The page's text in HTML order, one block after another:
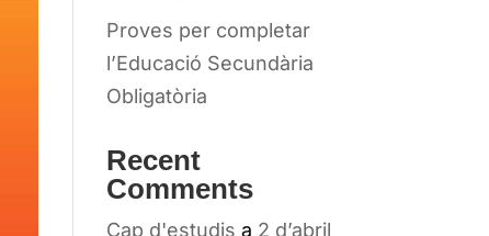
Proves per completar
l’Educació Secundària
Obligatòria
Recent
Comments
Cap d'estudis a 2 d’abril